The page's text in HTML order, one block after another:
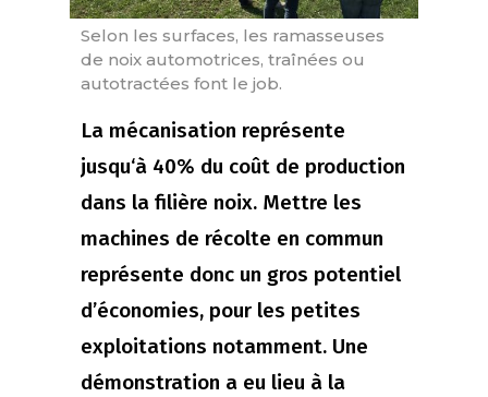
Selon les surfaces, les ramasseuses
de noix automotrices, traînées ou
autotractées font le job.
La mécanisation représente
jusqu‘à 40% du coût de production
dans la filière noix. Mettre les
machines de récolte en commun
représente donc un gros potentiel
d’économies, pour les petites
exploitations notamment. Une
démonstration a eu lieu à la